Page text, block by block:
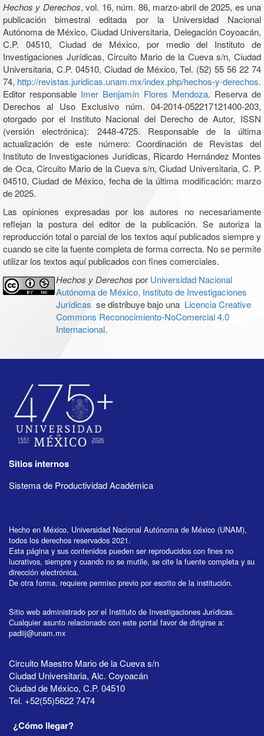
Hechos y Derechos, vol. 16, núm. 86, marzo-abril de 2025, es una
publicación bimestral editada por la Universidad Nacional
Autónoma de México, Ciudad Universitaria, Delegación Coyoacán,
C.P. 04510, Ciudad de México, por medio del Instituto de
Investigaciones Jurídicas, Circuito Mario de la Cueva s/n, Ciudad
Universitaria, C.P. 04510, Ciudad de México, Tel. (52) 55 56 22 74
74, http://revistas.juridicas.unam.mx/index.php/hechos-y-derechos.
Editor responsable Imer Benjamín Flores Mendoza. Reserva de
Derechos al Uso Exclusivo núm. 04-2014-052217121400-203,
otorgado por el Instituto Nacional del Derecho de Autor, ISSN
(versión electrónica): 2448-4725. Responsable de la última
actualización de este número: Coordinación de Revistas del
Instituto de Investigaciones Jurídicas, Ricardo Hernández Montes
de Oca, Circuito Mario de la Cueva s/n, Ciudad Universitaria, C. P.
04510, Ciudad de México, fecha de la última modificación: marzo
de 2025.
Las opiniones expresadas por los autores no necesariamente
reflejan la postura del editor de la publicación. Se autoriza la
reproducción total o parcial de los textos aquí publicados siempre y
cuando se cite la fuente completa de forma correcta. No se permite
utilizar los textos aquí publicados con fines comerciales.
Hechos y Derechos por Universidad Nacional
Autónoma de México, Instituto de Investigaciones
Jurídicas se distribuye bajo una Licencia Creative
Commons Reconocimiento-NoComercial 4.0
Internacional.
Sitios internos
Sistema de Productividad Académica
Hecho en México, Universidad Nacional Autónoma de México (UNAM),
todos los derechos reservados 2021.
Esta página y sus contenidos pueden ser reproducidos con fines no
lucrativos, siempre y cuando no se mutile, se cite la fuente completa y su
dirección electrónica.
De otra forma, requiere permiso previo por escrito de la institución.
Sitio web administrado por el Instituto de Investigaciones Jurídicas.
Cualquier asunto relacionado con este portal favor de dirigirse a:
padiij@unam.mx
Circuito Maestro Mario de la Cueva s/n
Ciudad Universitaria, Alc. Coyoacán
Ciudad de México, C.P. 04510
Tel. +52(55)5622 7474
¿Cómo llegar?